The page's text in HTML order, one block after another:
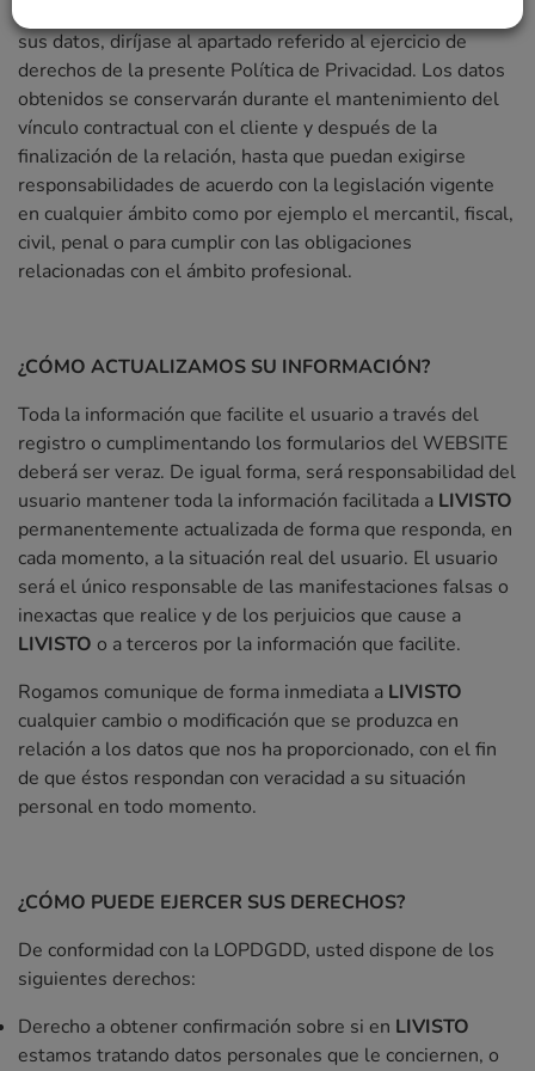
sus datos, diríjase al apartado referido al ejercicio de
derechos de la presente Política de Privacidad. Los datos
obtenidos se conservarán durante el mantenimiento del
vínculo contractual con el cliente y después de la
finalización de la relación, hasta que puedan exigirse
responsabilidades de acuerdo con la legislación vigente
en cualquier ámbito como por ejemplo el mercantil, fiscal,
civil, penal o para cumplir con las obligaciones
relacionadas con el ámbito profesional.
¿CÓMO ACTUALIZAMOS SU INFORMACIÓN?
Toda la información que facilite el usuario a través del
registro o cumplimentando los formularios del WEBSITE
deberá ser veraz. De igual forma, será responsabilidad del
usuario mantener toda la información facilitada a LIVISTO
permanentemente actualizada de forma que responda, en
cada momento, a la situación real del usuario. El usuario
será el único responsable de las manifestaciones falsas o
inexactas que realice y de los perjuicios que cause a
LIVISTO o a terceros por la información que facilite.
Rogamos comunique de forma inmediata a LIVISTO
cualquier cambio o modificación que se produzca en
relación a los datos que nos ha proporcionado, con el fin
de que éstos respondan con veracidad a su situación
personal en todo momento.
¿CÓMO PUEDE EJERCER SUS DERECHOS?
De conformidad con la LOPDGDD, usted dispone de los
siguientes derechos:
Derecho a obtener confirmación sobre si en LIVISTO
estamos tratando datos personales que le conciernen, o